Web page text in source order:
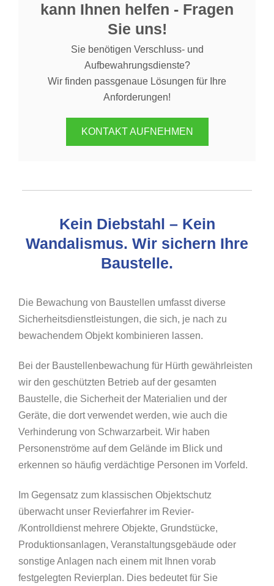
kann Ihnen helfen - Fragen
Sie uns!
Sie benötigen Verschluss- und
Aufbewahrungsdienste?
Wir finden passgenaue Lösungen für Ihre
Anforderungen!
KONTAKT AUFNEHMEN
Kein Diebstahl – Kein
Wandalismus. Wir sichern Ihre
Baustelle.
Die Bewachung von Baustellen umfasst diverse
Sicherheitsdienstleistungen, die sich, je nach zu
bewachendem Objekt kombinieren lassen.
Bei der Baustellenbewachung für Hürth gewährleisten
wir den geschützten Betrieb auf der gesamten
Baustelle, die Sicherheit der Materialien und der
Geräte, die dort verwendet werden, wie auch die
Verhinderung von Schwarzarbeit. Wir haben
Personenströme auf dem Gelände im Blick und
erkennen so häufig verdächtige Personen im Vorfeld.
Im Gegensatz zum klassischen Objektschutz
überwacht unser Revierfahrer im Revier-
/Kontrolldienst mehrere Objekte, Grundstücke,
Produktionsanlagen, Veranstaltungsgebäude oder
sonstige Anlagen nach einem mit Ihnen vorab
festgelegten Revierplan. Dies bedeutet für Sie